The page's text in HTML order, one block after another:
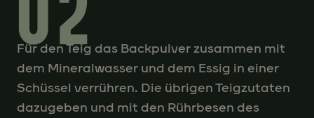
Für den Teig das Backpulver zusammen mit
dem Mineralwasser und dem Essig in einer
Schüssel verrühren. Die übrigen Teigzutaten
dazugeben und mit den Rührbesen des